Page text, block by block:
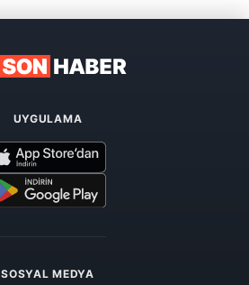
UYGULAMA
SOSYAL MEDYA